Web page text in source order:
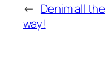
← Denim all the
way!